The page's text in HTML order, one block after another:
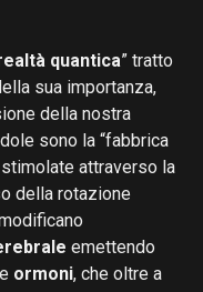
quantica” tratto
sua importanza,
della nostra
sono la “fabbrica
attraverso la
della rotazione
emettendo
ormoni, che oltre a